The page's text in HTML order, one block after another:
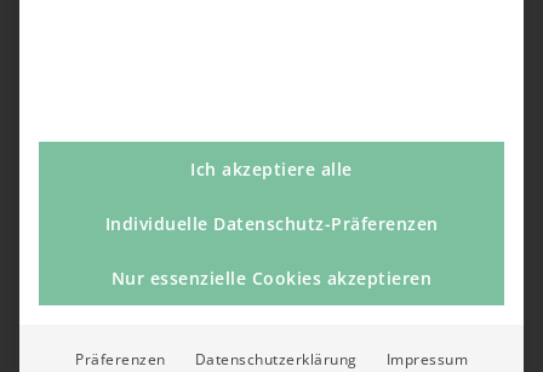
Ich akzeptiere alle
Individuelle Datenschutz-Präferenzen
Nur essenzielle Cookies akzeptieren
Präferenzen Datenschutzerklärung
Impressum